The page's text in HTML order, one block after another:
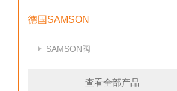
德国SAMSON
SAMSON阀
查看全部产品